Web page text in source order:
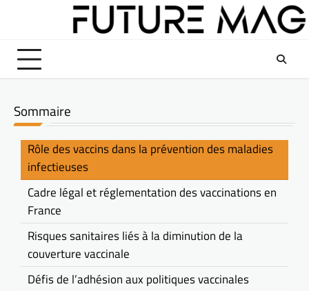
Sommaire
Rôle des vaccins dans la prévention des maladies
infectieuses
Cadre légal et réglementation des vaccinations en
France
Risques sanitaires liés à la diminution de la
couverture vaccinale
Défis de l’adhésion aux politiques vaccinales